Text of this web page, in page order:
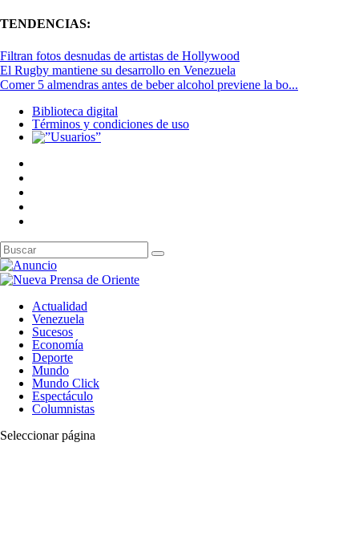
TENDENCIAS:
Filtran fotos desnudas de artistas de Hollywood
El Rugby mantiene su desarrollo en Venezuela
Comer 5 almendras antes de beber alcohol previene la bo...
Biblioteca digital
Términos y condiciones de uso
Actualidad
Venezuela
Sucesos
Economía
Deporte
Mundo
Mundo Click
Espectáculo
Columnistas
Seleccionar página